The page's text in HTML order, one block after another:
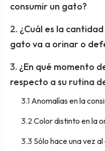
consumir un gato?
¿Cuál es la
gato va a orinar o
¿En qué momento
respecto a su rutina
Anomalías en la
Color distinto en la
Sólo hace una vez al